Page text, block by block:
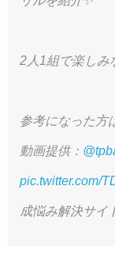
2人1組で楽しみ
参考になった方
動画提供：
pic.twitter.com/
成悩み解決サイ